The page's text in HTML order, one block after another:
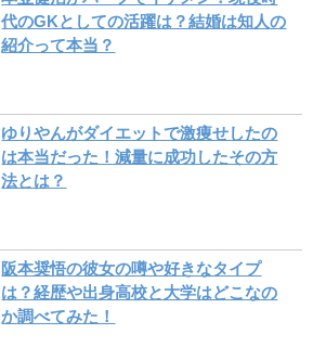
代のGKとしての活躍は？結婚は知人の
紹介って本当？
ゆりやんがダイエットで激痩せしたの
は本当だった！減量に成功したその方
法とは？
阪本奨悟の彼女の噂や好きなタイプ
は？経歴や出身高校と大学はどこなの
か調べてみた！